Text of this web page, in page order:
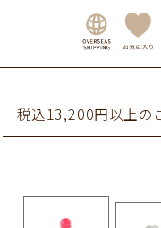
税込13,200円以上の